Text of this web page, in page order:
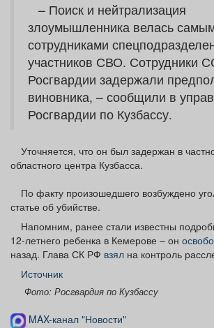
Поздравления
ТВ программа Я - пенсионер
– Поиск и нейтрализация
злоумышленника велась
сотрудниками
участников СВО. Сотрудники
Росгвардии задержали
виновника, – сообщили в
Росгвардии по Кузбассу.
Уточняется, что он был задержан в
областного центра Кузбасса.
По факту произошедшего возбуждено
статье об убийстве.
Напомним, ранее стали известны
12-летнего ребенка в Кемерове – он
назад. Глава СК РФ взял на контроль
Источник
Фото: Росгвардия по Кузбассу
MAX-канал "Новости"